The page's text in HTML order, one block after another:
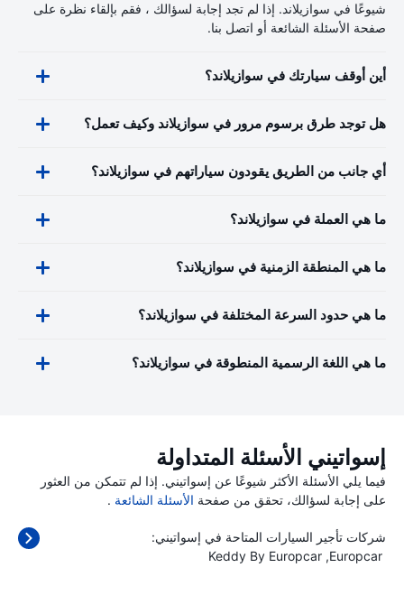
شيوعًا في سوازيلاند. إذا لم تجد إجابة لسؤالك ، فقم بإلقاء نظرة على
صفحة الأسئلة الشائعة أو اتصل بنا.
أين أوقف سيارتك في سوازيلاند؟
هل توجد طرق برسوم مرور في سوازيلاند وكيف تعمل؟
أي جانب من الطريق يقودون سياراتهم في سوازيلاند؟
ما هي العملة في سوازيلاند؟
ما هي المنطقة الزمنية في سوازيلاند؟
ما هي حدود السرعة المختلفة في سوازيلاند؟
ما هي اللغة الرسمية المنطوقة في سوازيلاند؟
إسواتيني الأسئلة المتداولة
فيما يلي الأسئلة الأكثر شيوعًا عن إسواتيني. إذا لم تتمكن من العثور
على إجابة لسؤالك، تحقق من صفحة الأسئلة الشائعة .
شركات تأجير السيارات المتاحة في إسواتيني:
Europcar
Keddy By Europcar